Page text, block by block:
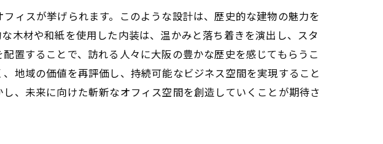
ィスが挙げられます。このような設計は、歴史的な建物の魅力を
木材や和紙を使用した内装は、温かみと落ち着きを演出し、スタ
置することで、訪れる人々に大阪の豊かな歴史を感じてもらうこ
地域の価値を再評価し、持続可能なビジネス空間を実現すること
、未来に向けた斬新なオフィス空間を創造していくことが期待さ